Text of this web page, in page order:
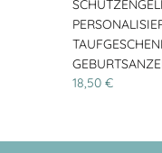
18,50 €